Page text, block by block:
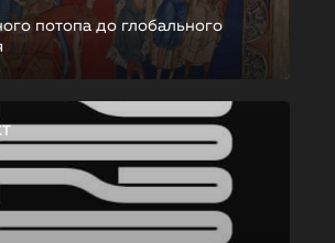
потопа до глобального